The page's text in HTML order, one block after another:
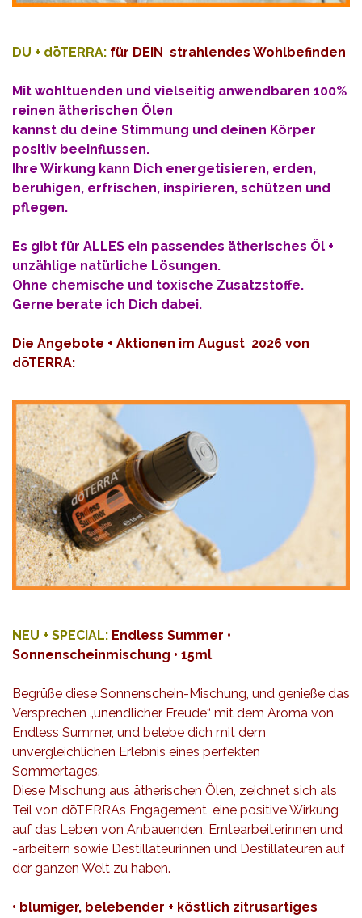
DU + dōTERRA: für DEIN strahlendes Wohlbefinden
Mit wohltuenden und vielseitig anwendbaren 100%
reinen ätherischen Ölen
kannst du deine Stimmung und deinen Körper
positiv beeinflussen.
Ihre Wirkung kann Dich energetisieren, erden,
beruhigen, erfrischen, inspirieren, schützen und
pflegen.
Es gibt für ALLES ein passendes ätherisches Öl +
unzählige natürliche Lösungen.
Ohne chemische und toxische Zusatzstoffe.
Gerne berate ich Dich dabei.
Die Angebote + Aktionen im August 2026 von
dōTERRA:
NEU + SPECIAL: Endless Summer •
Sonnenscheinmischung • 15ml
Begrüße diese Sonnenschein-Mischung, und genieße das
Versprechen „unendlicher Freude“ mit dem Aroma von
Endless Summer, und belebe dich mit dem
unvergleichlichen Erlebnis eines perfekten
Sommertages.
Diese Mischung aus ätherischen Ölen, zeichnet sich als
Teil von dōTERRAs Engagement, eine positive Wirkung
auf das Leben von Anbauenden, Erntearbeiterinnen und
-arbeitern sowie Destillateurinnen und Destillateuren auf
der ganzen Welt zu haben.
• blumiger, belebender + köstlich zitrusartiges